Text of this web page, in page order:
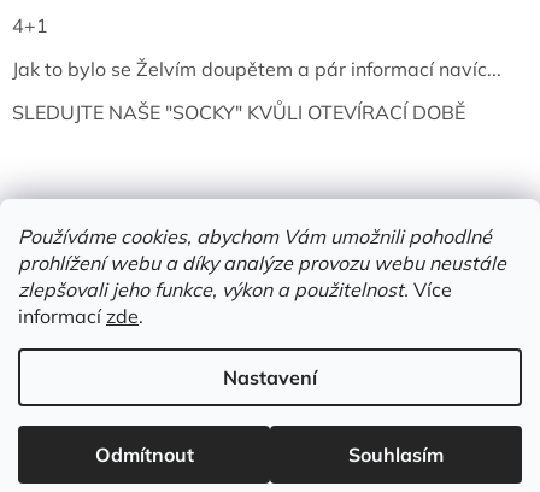
Používáme cookies, abychom Vám umožnili pohodlné
prohlížení webu a díky analýze provozu webu neustále
zlepšovali jeho funkce, výkon a použitelnost. Více
informacízde.
Nastavení
Odmítnout Souhlasím
4+1
Jak to bylo se Želvím doupětem a pár informací navíc...
SLEDUJTE NAŠE "SOCKY" KVŮLI OTEVÍRACÍ DOBĚ
Vytvořil Shoptet
Copyright 2026Želví doupě | knihy & vinyly | Mělník. Všechna
práva vyhrazena.
Upravit nastavení cookies